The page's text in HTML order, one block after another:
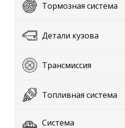
Тормозная система
Детали кузова
Трансмиссия
Топливная система
Система